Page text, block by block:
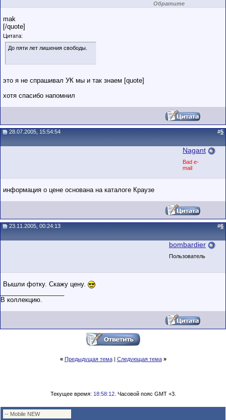
Обратите
внимание на
mak
[/quote]
Цитата:
До пяти лет лишения свободы.
это я не спрашивал УК мы и так знаем [quote]
хотя спасибо напомнил
28.07.2005, 15:54:54 #5
Nagant
Bad e-
mail
информация о цене основана на каталоге Краузе
23.11.2005, 00:24:13 #6
bombardier
Пользователь
Вышли фотку. Скажу цену.
В коллекцию.
« Предыдущая тема| Следующая тема »
Текущее время: 18:58:12. Часовой пояс GMT +3.